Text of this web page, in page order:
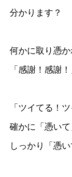
分かります？
何かに取り憑
「感謝！感謝
「ツイてる！
確かに「憑いて
しっかり「憑い